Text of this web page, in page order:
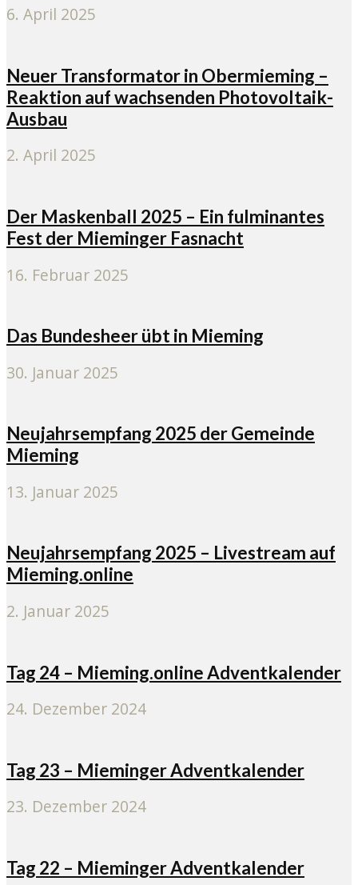
6. April 2025
Neuer Transformator in Obermieming –
Reaktion auf wachsenden Photovoltaik-
Ausbau
2. April 2025
Der Maskenball 2025 – Ein fulminantes
Fest der Mieminger Fasnacht
16. Februar 2025
Das Bundesheer übt in Mieming
30. Januar 2025
Neujahrsempfang 2025 der Gemeinde
Mieming
13. Januar 2025
Neujahrsempfang 2025 – Livestream auf
Mieming.online
2. Januar 2025
Tag 24 – Mieming.online Adventkalender
24. Dezember 2024
Tag 23 – Mieminger Adventkalender
23. Dezember 2024
Tag 22 – Mieminger Adventkalender